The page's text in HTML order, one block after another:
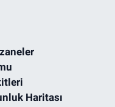
Haritası